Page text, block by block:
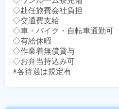
◇赴任旅費会社負担
◇交通費支給
◇車・バイク・自転車通勤可
◇有給休暇
◇作業着無償貸与
◇お弁当持込み可
※各待遇は規定有